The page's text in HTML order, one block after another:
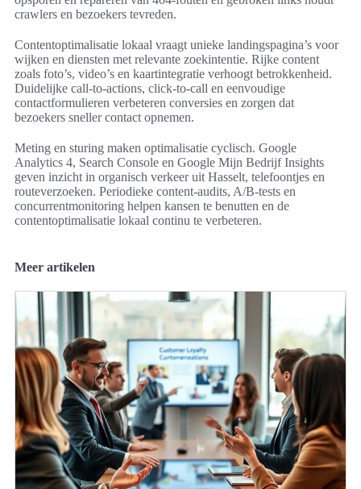
crawlers en bezoekers tevreden.
Contentoptimalisatie lokaal vraagt unieke landingspagina’s voor
wijken en diensten met relevante zoekintentie. Rijke content
zoals foto’s, video’s en kaartintegratie verhoogt betrokkenheid.
Duidelijke call-to-actions, click-to-call en eenvoudige
contactformulieren verbeteren conversies en zorgen dat
bezoekers sneller contact opnemen.
Meting en sturing maken optimalisatie cyclisch. Google
Analytics 4, Search Console en Google Mijn Bedrijf Insights
geven inzicht in organisch verkeer uit Hasselt, telefoontjes en
routeverzoeken. Periodieke content-audits, A/B-tests en
concurrentmonitoring helpen kansen te benutten en de
contentoptimalisatie lokaal continu te verbeteren.
Meer artikelen